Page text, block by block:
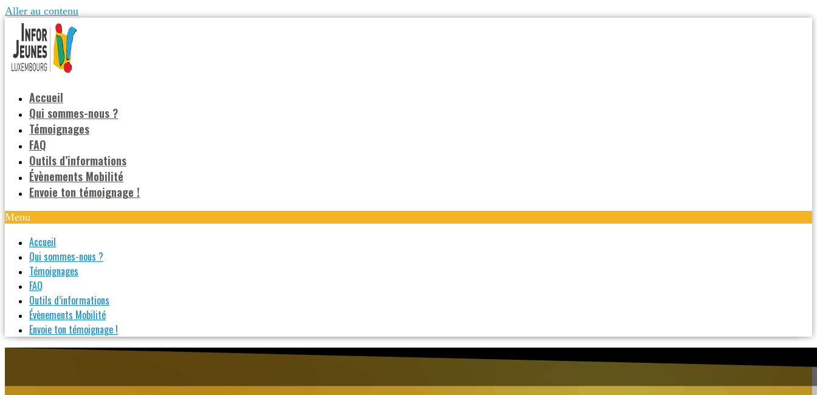
Aller au contenu
Accueil
Qui sommes-nous ?
Témoignages
FAQ
Outils d’informations
Évènements Mobilité
Envoie ton témoignage !
Menu
Accueil
Qui sommes-nous ?
Témoignages
FAQ
Outils d’informations
Évènements Mobilité
Envoie ton témoignage !